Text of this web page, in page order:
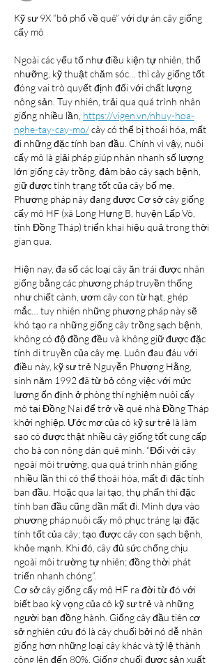
Kỹ sư 9X “bỏ phố về quê” với dự án cây giống
cấy mô
Ngoài các yếu tố như điều kiện tự nhiên, thổ
nhưỡng, kỹ thuật chăm sóc… thì cây giống tốt
đóng vai trò quyết định đối với chất lượng
nông sản. Tuy nhiên, trải qua quá trình nhân
giống nhiều lần, https://vigen.vn/nhuy-hoa-
nghe-tay-cay-mo/ cây có thể bị thoái hóa, mất
đi những đặc tính ban đầu. Chính vì vậy, nuôi
cấy mô là giải pháp giúp nhân nhanh số lượng
lớn giống cây trồng, đảm bảo cây sạch bệnh,
giữ được tính trạng tốt của cây bố mẹ.
Phương pháp này đang được Cơ sở cây giống
cấy mô HF (xã Long Hưng B, huyện Lấp Vò,
tỉnh Đồng Tháp) triển khai hiệu quả trong thời
gian qua.
Hiện nay, đa số các loại cây ăn trái được nhân
giống bằng các phương pháp truyền thống
như chiết cành, ươm cây con từ hạt, ghép
mắc… tuy nhiên những phương pháp này sẽ
khó tạo ra những giống cây trồng sạch bệnh,
không có độ đồng đều và không giữ được đặc
tính di truyền của cây mẹ. Luôn đau đáu với
điều này, kỹ sư trẻ Nguyễn Phượng Hằng,
sinh năm 1992 đã từ bỏ công việc với mức
lương ổn định ở phòng thí nghiệm nuôi cấy
mô tại Đồng Nai để trở về quê nhà Đồng Tháp
khởi nghiệp. Ước mơ của cô kỹ sư trẻ là làm
sao có được thật nhiều cây giống tốt cung cấp
cho bà con nông dân quê mình. “Đối với cây
ngoài môi trường, qua quá trình nhân giống
nhiều lần thì có thể thoái hóa, mất đi đặc tính
ban đầu. Hoặc qua lai tạo, thụ phấn thì đặc
tính ban đầu cũng dần mất đi. Mình dựa vào
phương pháp nuôi cấy mô phục tráng lại đặc
tính tốt của cây; tạo được cây con sạch bệnh,
khỏe mạnh. Khi đó, cây đủ sức chống chịu
ngoài môi trường tự nhiên; đồng thời phát
triển nhanh chóng”.
Cơ sở cây giống cấy mô HF ra đời từ đó với
biết bao kỳ vọng của cô kỹ sư trẻ và những
người bạn đồng hành. Giống cây đầu tiên cơ
sở nghiên cứu đó là cây chuối bởi nó dễ nhân
giống hơn những loại cây khác và tỷ lệ thành
công lên đến 80%. Giống chuối được sản xuất